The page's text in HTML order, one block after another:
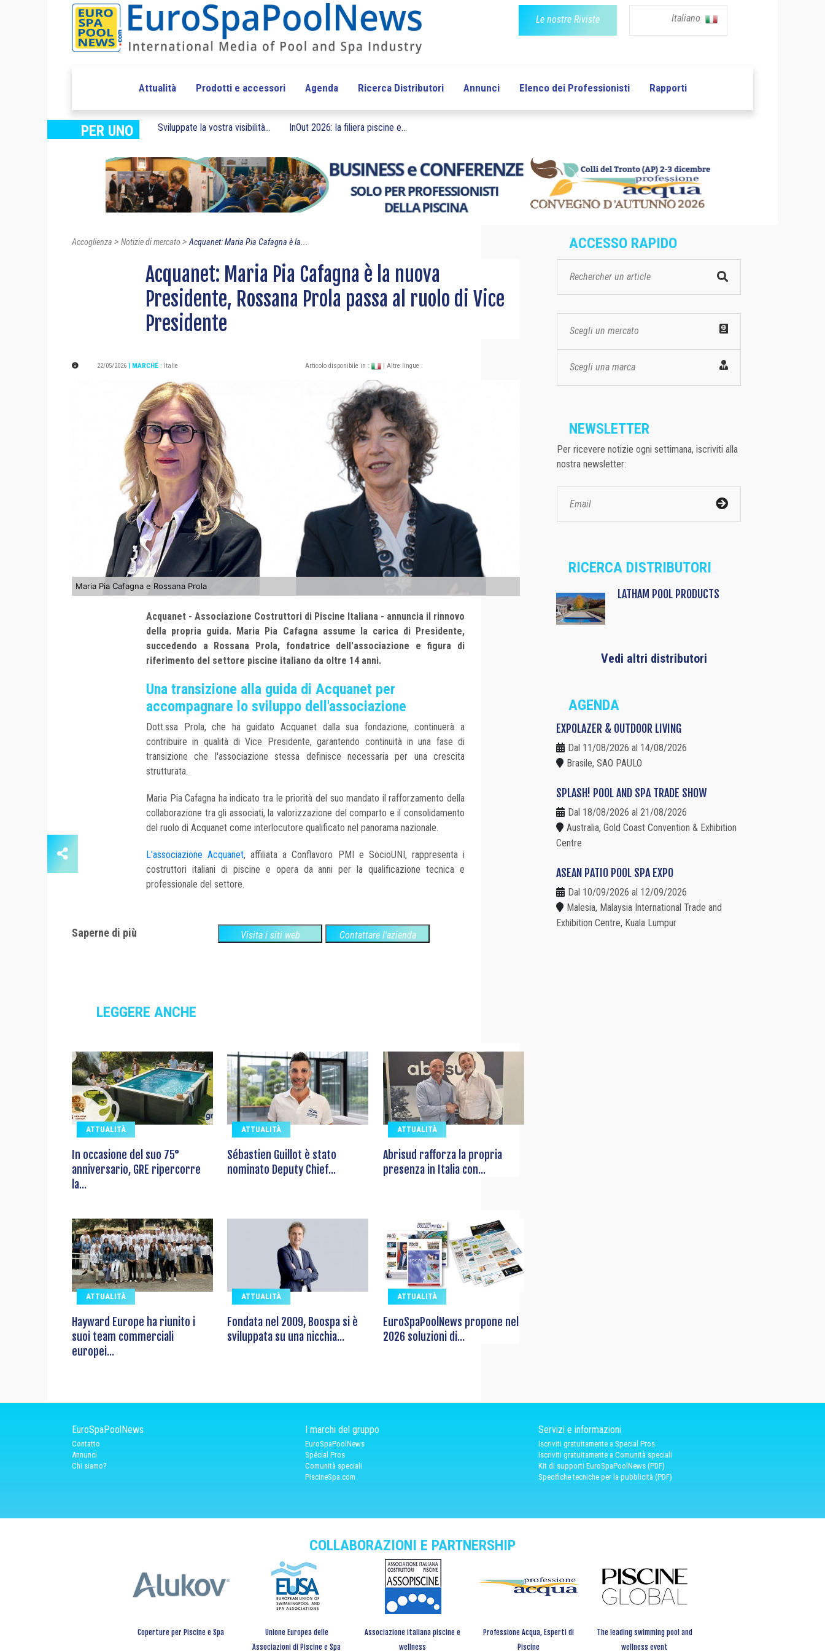
Le nostre Riviste Italiano
Attualità Prodotti e accessori Agenda Ricerca Distributori Annunci Elenco dei Professionisti Rapporti
PER UNO Sviluppate la vostra visibilità... InOut 2026: la filiera piscine e...
Accoglienza > Notizie di mercato >Acquanet: Maria Pia Cafagna è la...
Acquanet: Maria Pia Cafagna è la nuova
Presidente, Rossana Prola passa al ruolo di Vice
Presidente
22/05/2026 | MARCHÉ : Italie Articolo disponibile in : | Altre lingue :
Maria Pia Cafagna e Rossana Prola
Acquanet - Associazione Costruttori di Piscine Italiana - annuncia il rinnovo
della propria guida. Maria Pia Cafagna assume la carica di Presidente,
succedendo a Rossana Prola, fondatrice dell'associazione e figura di
riferimento del settore piscine italiano da oltre 14 anni.
Una transizione alla guida di Acquanet per
accompagnare lo sviluppo dell'associazione
Dott.ssa Prola, che ha guidato Acquanet dalla sua fondazione, continuerà a
contribuire in qualità di Vice Presidente, garantendo continuità in una fase di
transizione che l'associazione stessa definisce necessaria per una crescita
strutturata.
Maria Pia Cafagna ha indicato tra le priorità del suo mandato il rafforzamento della
collaborazione tra gli associati, la valorizzazione del comparto e il consolidamento
del ruolo di Acquanet come interlocutore qualificato nel panorama nazionale.
L'associazione Acquanet, affiliata a Conflavoro PMI e SocioUNI, rappresenta i
costruttori italiani di piscine e opera da anni per la qualificazione tecnica e
professionale del settore.
Saperne di più Visita i siti web Contattare l'azienda
LEGGERE ANCHE
ATTUALITÀ
In occasione del suo 75°
anniversario, GRE ripercorre
la...
ATTUALITÀ
Sébastien Guillot è stato
nominato Deputy Chief...
ATTUALITÀ
Abrisud rafforza la propria
presenza in Italia con...
ATTUALITÀ
Hayward Europe ha riunito i
suoi team commerciali
europei...
ATTUALITÀ
Fondata nel 2009, Boospa si è
sviluppata su una nicchia...
ATTUALITÀ
EuroSpaPoolNews propone nel
2026 soluzioni di...
ACCESSO RAPIDO
Scegli un mercato
Scegli una marca
NEWSLETTER
Per ricevere notizie ogni settimana, iscriviti alla
nostra newsletter:
RICERCA DISTRIBUTORI
LATHAM POOL PRODUCTS
Vedi altri distributori
AGENDA
EXPOLAZER & OUTDOOR LIVING
Dal 11/08/2026 al 14/08/2026
Brasile, SAO PAULO
SPLASH! POOL AND SPA TRADE SHOW
Dal 18/08/2026 al 21/08/2026
Australia, Gold Coast Convention & Exhibition
Centre
ASEAN PATIO POOL SPA EXPO
Dal 10/09/2026 al 12/09/2026
Malesia, Malaysia International Trade and
Exhibition Centre, Kuala Lumpur
EuroSpaPoolNews
Contatto
Annunci
Chi siamo?
I marchi del gruppo
EuroSpaPoolNews
Spécial Pros
Comunità speciali
PiscineSpa.com
Servizi e informazioni
Iscriviti gratuitamente a Special Pros
Iscriviti gratuitamente a Comunità speciali
Kit di supporti EuroSpaPoolNews (PDF)
Specifiche tecniche per la pubblicità (PDF)
COLLABORAZIONI E PARTNERSHIP
Coperture per Piscine e Spa
Unione Europea delle
Associazioni di Piscine e Spa
Associazione italiana piscine e
wellness
Professione Acqua, Esperti di
Piscine
The leading swimming pool and
wellness event